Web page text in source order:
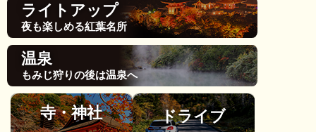
ライトアップ
夜も楽しめる紅葉名所
温泉
もみじ狩りの後は温泉へ
寺・神社 ドライブ